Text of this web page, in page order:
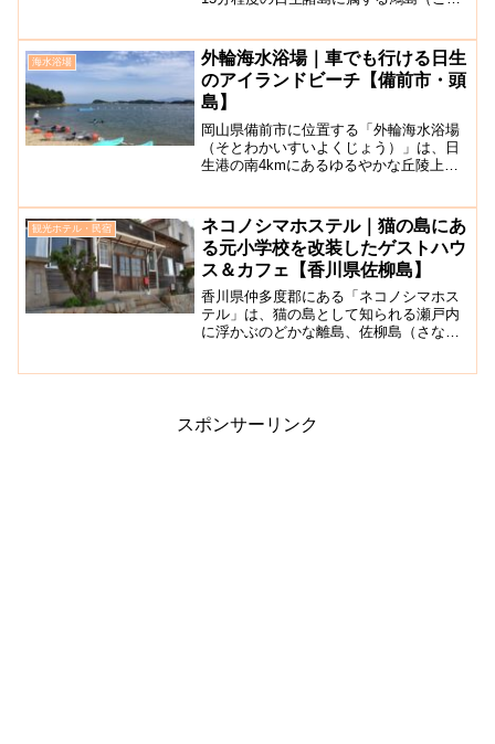
す。岡山県では最大規模の農園で、団体
客の受け入れもしており、...
海水浴場
外輪海水浴場｜車でも行ける日生
のアイランドビーチ【備前市・頭
島】
岡山県備前市に位置する「外輪海水浴場
（そとわかいすいよくじょう）」は、日
生港の南4kmにあるゆるやかな丘陵上の
150mの短い海岸線で、小さなお子さんを
連れたご家族に人気の...
観光ホテル・民宿
ネコノシマホステル｜猫の島にあ
る元小学校を改装したゲストハウ
ス＆カフェ【香川県佐柳島】
香川県仲多度郡にある「ネコノシマホス
テル」は、猫の島として知られる瀬戸内
に浮かぶのどかな離島、佐柳島（さなぎ
スポンサーリンク